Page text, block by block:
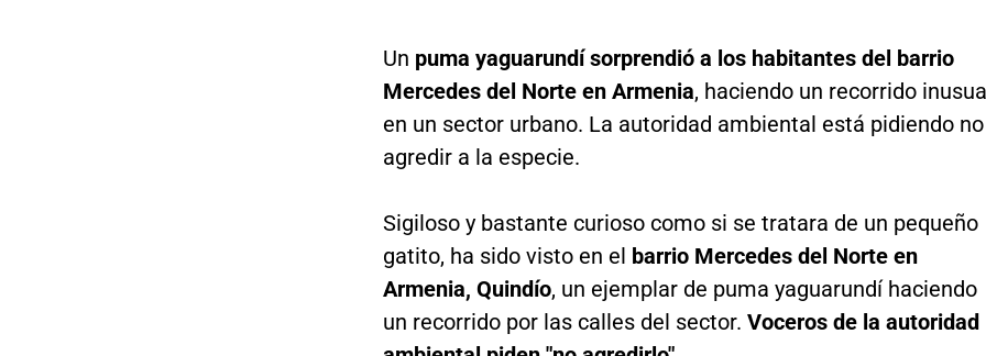
Un puma yaguarundí sorprendió a los habitantes del barrio
Mercedes del Norte en Armenia, haciendo un recorrido
en un sector urbano. La autoridad ambiental está pidiendo no
agredir a la especie.
Sigiloso y bastante curioso como si se tratara de un pequeño
gatito, ha sido visto en el barrio Mercedes del Norte en
Armenia, Quindío, un ejemplar de puma yaguarundí haciendo
un recorrido por las calles del sector. Voceros de la autoridad